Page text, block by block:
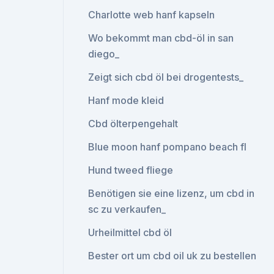
Charlotte web hanf kapseln
Wo bekommt man cbd-öl in san
diego_
Zeigt sich cbd öl bei drogentests_
Hanf mode kleid
Cbd ölterpengehalt
Blue moon hanf pompano beach fl
Hund tweed fliege
Benötigen sie eine lizenz, um cbd in
sc zu verkaufen_
Urheilmittel cbd öl
Bester ort um cbd oil uk zu bestellen